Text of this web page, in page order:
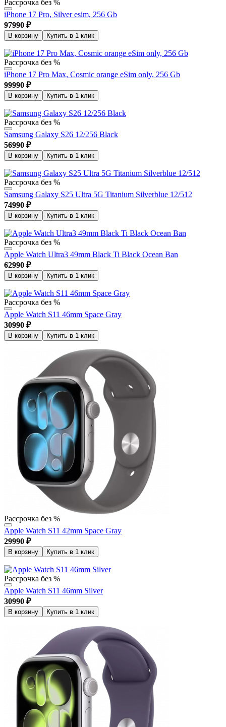
Рассрочка без %
iPhone 17 Pro, Silver esim, 256 Gb
97990 ₽
В корзину Купить в 1 клик
Рассрочка без %
iPhone 17 Pro Max, Cosmic orange eSim only, 256 Gb
99990 ₽
В корзину Купить в 1 клик
Рассрочка без %
Samsung Galaxy S26 12/256 Black
56990 ₽
В корзину Купить в 1 клик
Рассрочка без %
Samsung Galaxy S25 Ultra 5G Titanium Silverblue 12/512
74990 ₽
В корзину Купить в 1 клик
Рассрочка без %
Apple Watch Ultra3 49mm Black Ti Black Ocean Ban
62990 ₽
В корзину Купить в 1 клик
Рассрочка без %
Apple Watch S11 46mm Space Gray
30990 ₽
В корзину Купить в 1 клик
Рассрочка без %
Apple Watch S11 42mm Space Gray
29990 ₽
В корзину Купить в 1 клик
Рассрочка без %
Apple Watch S11 46mm Silver
30990 ₽
В корзину Купить в 1 клик